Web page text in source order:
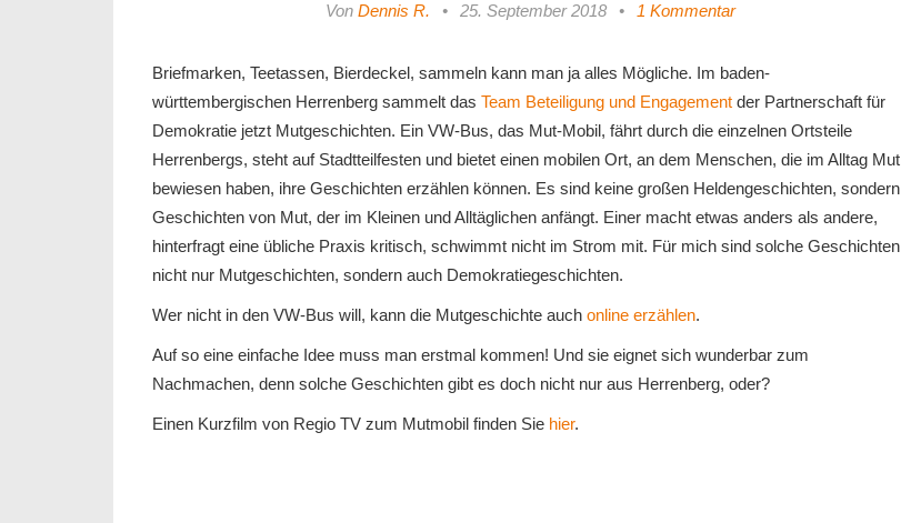
Von Dennis R. • 25. September 2018 • 1 Kommentar
Briefmarken, Teetassen, Bierdeckel, sammeln kann man ja alles Mögliche. Im baden-
württembergischen Herrenberg sammelt das Team Beteiligung und Engagement der Partnerschaft für
Demokratie jetzt Mutgeschichten. Ein VW-Bus, das Mut-Mobil, fährt durch die einzelnen Ortsteile
Herrenbergs, steht auf Stadtteilfesten und bietet einen mobilen Ort, an dem Menschen, die im Alltag Mut
bewiesen haben, ihre Geschichten erzählen können. Es sind keine großen Heldengeschichten, sondern
Geschichten von Mut, der im Kleinen und Alltäglichen anfängt. Einer macht etwas anders als andere,
hinterfragt eine übliche Praxis kritisch, schwimmt nicht im Strom mit. Für mich sind solche Geschichten
nicht nur Mutgeschichten, sondern auch Demokratiegeschichten.
Wer nicht in den VW-Bus will, kann die Mutgeschichte auch online erzählen.
Auf so eine einfache Idee muss man erstmal kommen! Und sie eignet sich wunderbar zum
Nachmachen, denn solche Geschichten gibt es doch nicht nur aus Herrenberg, oder?
Einen Kurzfilm von Regio TV zum Mutmobil finden Sie hier.